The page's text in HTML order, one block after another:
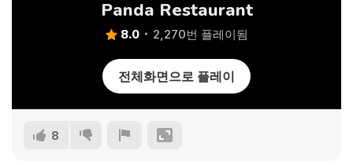
Panda Restaurant
8.0 2,270번 플레이됨
전체화면으로 플레이
8